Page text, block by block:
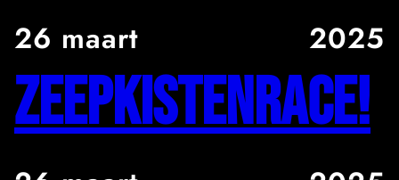
26 maart 2025
Zeepkistenrace!